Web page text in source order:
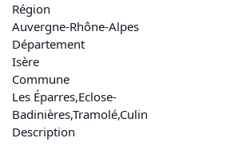
Région
Auvergne-Rhône-Alpes
Département
Isère
Commune
Les Éparres,Eclose-
Badinières,Tramolé,Culin
Description